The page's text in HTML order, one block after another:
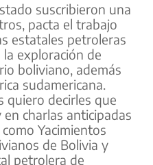
suscribieron una
pacta el trabajo
estatales petroleras
exploración de
boliviano, además
sudamericana.
quiero decirles que
charlas anticipadas
Yacimientos
de Bolivia y
petrolera de